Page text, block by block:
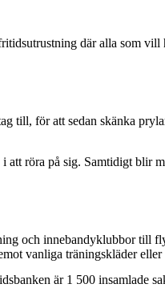
där alla som
till, för att sedan skänka
röra på sig. Samtidigt blir
och innebandyklubbor till
vanliga träningskläder eller
är 1 500 insamlade